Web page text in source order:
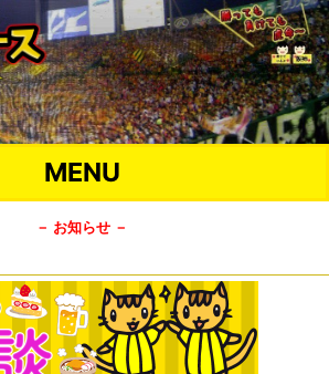
MENU
－ お知らせ －